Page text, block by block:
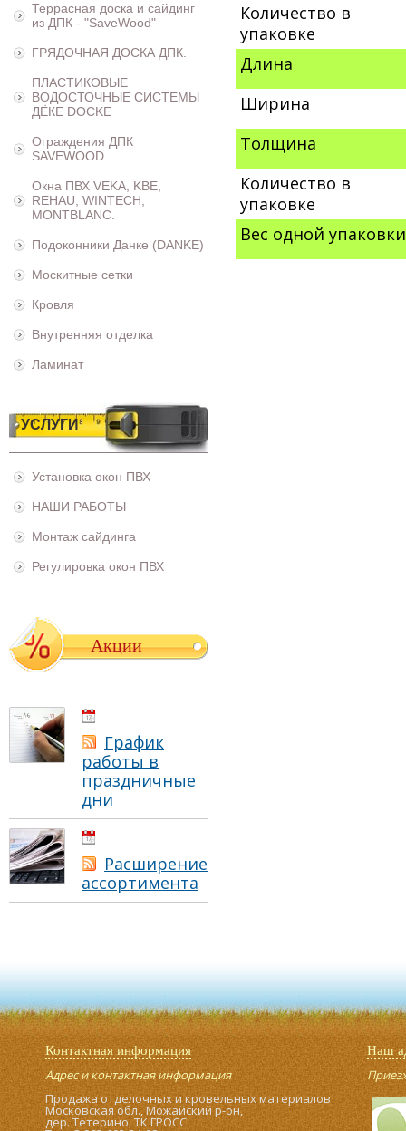
Террасная доска и сайдинг
из ДПК - "SaveWood"
ГРЯДОЧНАЯ ДОСКА ДПК.
ПЛАСТИКОВЫЕ
ВОДОСТОЧНЫЕ СИСТЕМЫ
ДЁКЕ DOCKE
Ограждения ДПК
SAVEWOOD
Окна ПВХ VEKA, KBE,
REHAU, WINTECH,
MONTBLANC.
Подоконники Данке (DANKE)
Москитные сетки
Кровля
Внутренняя отделка
Ламинат
УСЛУГИ
Установка окон ПВХ
НАШИ РАБОТЫ
Монтаж сайдинга
Регулировка окон ПВХ
Акции
График
работы в
праздничные
дни
Расширение
ассортимента
Количество в
упаковке
Длина
Ширина
Толщина
Количество в
упаковке
Вес одной упаковки
Контактная информация
Адрес и контактная информация
Продажа отделочных и кровельных материалов
Московская обл., Можайский р-он,
дер. Тетерино, ТК ГРОСС
Наш